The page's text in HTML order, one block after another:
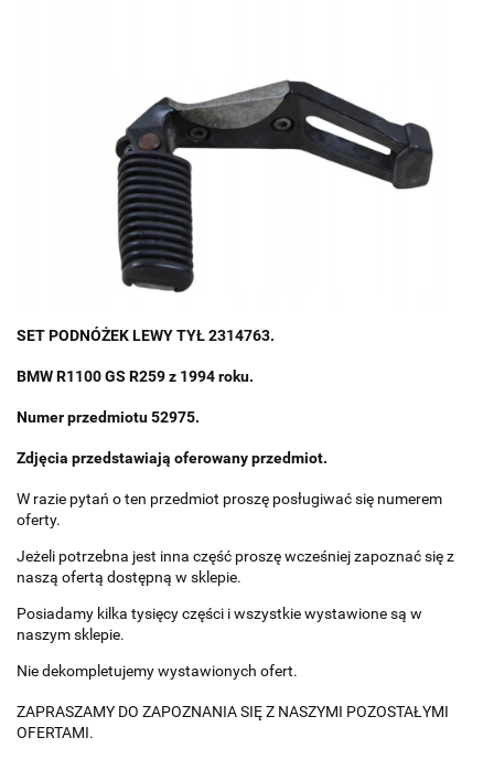
SET PODNÓŻEK LEWY TYŁ 2314763.
BMW R1100 GS R259 z 1994 roku.
Numer przedmiotu 52975.
Zdjęcia przedstawiają oferowany przedmiot.
W razie pytań o ten przedmiot proszę posługiwać się numerem
oferty.
Jeżeli potrzebna jest inna część proszę wcześniej zapoznać się z
naszą ofertą dostępną w sklepie.
Posiadamy kilka tysięcy części i wszystkie wystawione są w
naszym sklepie.
Nie dekompletujemy wystawionych ofert.
ZAPRASZAMY DO ZAPOZNANIA SIĘ Z NASZYMI POZOSTAŁYMI
OFERTAMI.